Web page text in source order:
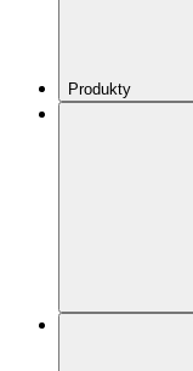
Produkty